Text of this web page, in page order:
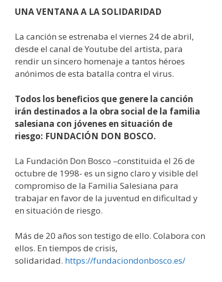
UNA VENTANA A LA SOLIDARIDAD
La canción se estrenaba el viernes 24 de abril,
desde el canal de Youtube del artista, para
rendir un sincero homenaje a tantos héroes
anónimos de esta batalla contra el virus.
Todos los beneficios que genere la canción
irán destinados a la obra social de la familia
salesiana con jóvenes en situación de
riesgo: FUNDACIÓN DON BOSCO.
La Fundación Don Bosco –constituida el 26 de
octubre de 1998- es un signo claro y visible del
compromiso de la Familia Salesiana para
trabajar en favor de la juventud en dificultad y
en situación de riesgo.
Más de 20 años son testigo de ello. Colabora con
ellos. En tiempos de crisis,
solidaridad. https://fundaciondonbosco.es/